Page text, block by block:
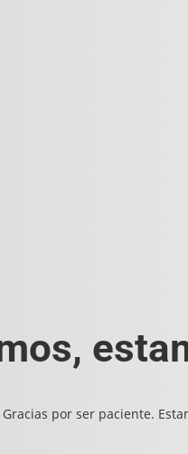
Gracias por ser paciente.